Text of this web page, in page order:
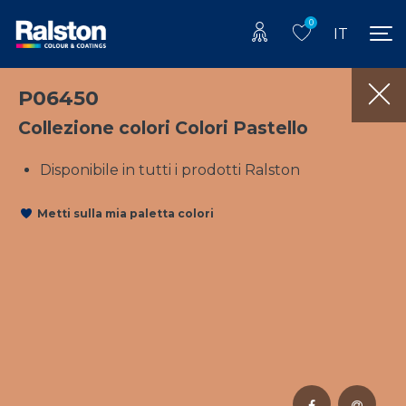
0
IT
P06450
Collezione colori Colori Pastello
Disponibile in tutti i prodotti Ralston
Metti sulla mia paletta colori